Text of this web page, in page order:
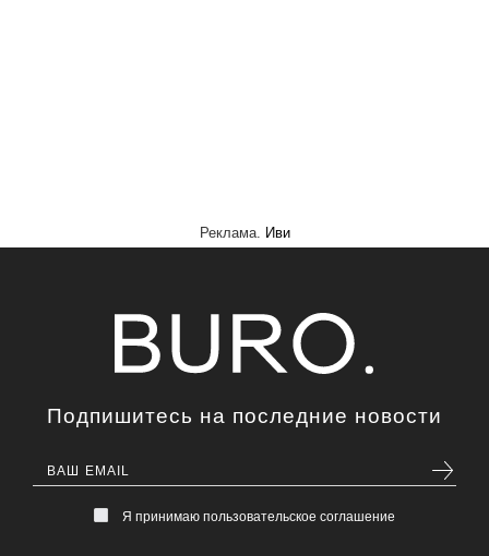
Реклама. Иви
Подпишитесь на последние новости
Я принимаю пользовательское соглашение